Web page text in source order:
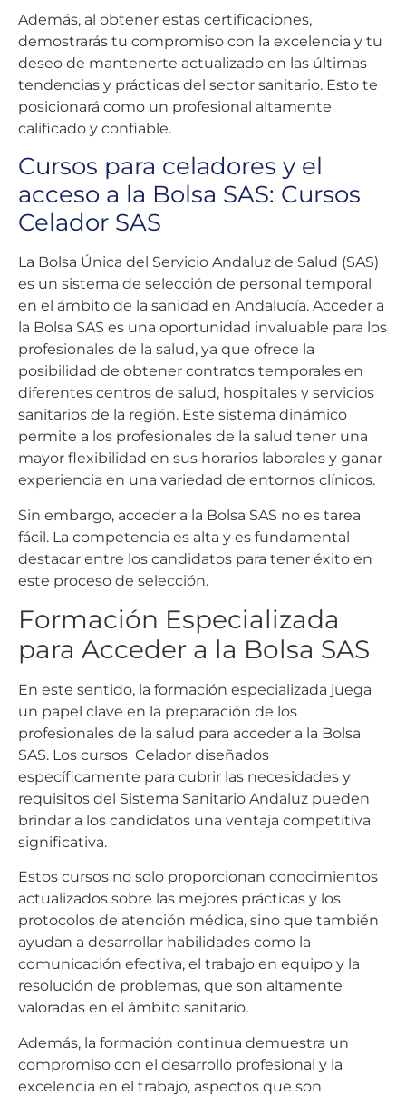
Además, al obtener estas certificaciones,
demostrarás tu compromiso con la excelencia y tu
deseo de mantenerte actualizado en las últimas
tendencias y prácticas del sector sanitario. Esto te
posicionará como un profesional altamente
calificado y confiable.
Cursos para celadores y el
acceso a la Bolsa SAS: Cursos
Celador SAS
La Bolsa Única del Servicio Andaluz de Salud (SAS)
es un sistema de selección de personal temporal
en el ámbito de la sanidad en Andalucía. Acceder a
la Bolsa SAS es una oportunidad invaluable para los
profesionales de la salud, ya que ofrece la
posibilidad de obtener contratos temporales en
diferentes centros de salud, hospitales y servicios
sanitarios de la región. Este sistema dinámico
permite a los profesionales de la salud tener una
mayor flexibilidad en sus horarios laborales y ganar
experiencia en una variedad de entornos clínicos.
Sin embargo, acceder a la Bolsa SAS no es tarea
fácil. La competencia es alta y es fundamental
destacar entre los candidatos para tener éxito en
este proceso de selección.
Formación Especializada
para Acceder a la Bolsa SAS
En este sentido, la formación especializada juega
un papel clave en la preparación de los
profesionales de la salud para acceder a la Bolsa
SAS. Los cursos Celador diseñados
específicamente para cubrir las necesidades y
requisitos del Sistema Sanitario Andaluz pueden
brindar a los candidatos una ventaja competitiva
significativa.
Estos cursos no solo proporcionan conocimientos
actualizados sobre las mejores prácticas y los
protocolos de atención médica, sino que también
ayudan a desarrollar habilidades como la
comunicación efectiva, el trabajo en equipo y la
resolución de problemas, que son altamente
valoradas en el ámbito sanitario.
Además, la formación continua demuestra un
compromiso con el desarrollo profesional y la
excelencia en el trabajo, aspectos que son